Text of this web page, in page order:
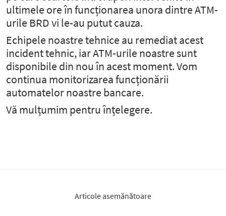
ultimele ore în funcționarea unora dintre ATM-
urile BRD vi le-au putut cauza.
Echipele noastre tehnice au remediat acest
incident tehnic, iar ATM-urile noastre sunt
disponibile din nou în acest moment. Vom
continua monitorizarea funcționării
automatelor noastre bancare.
Vă mulțumim pentru înțelegere.
Articole asemănătoare